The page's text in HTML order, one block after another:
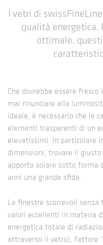
I vetri di
qualità energetica.
ottimale,
Che dovrebbe essere
mai rinunciare alla
ideale, è necessario che le
elementi trasparenti di un
elevatissimi. In particolare
dimensioni, trovare il
apporto solare sotto forma
anni una grande sfida.
Le finestre scorrevoli
valori eccellenti in materia
energetica totale di
attraverso il vetro), fattore